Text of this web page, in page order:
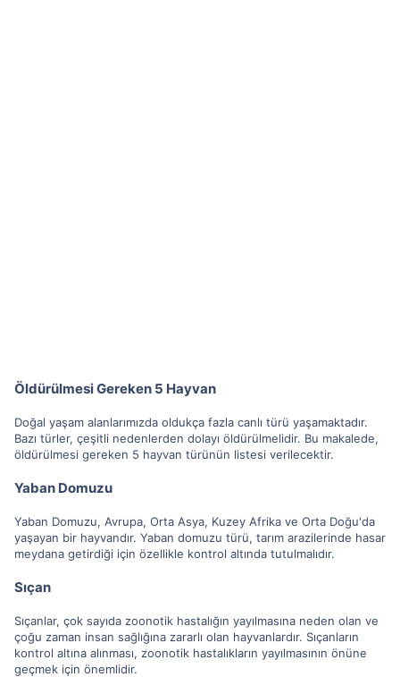
Öldürülmesi Gereken 5 Hayvan
Doğal yaşam alanlarımızda oldukça fazla canlı türü yaşamaktadır.
Bazı türler, çeşitli nedenlerden dolayı öldürülmelidir. Bu makalede,
öldürülmesi gereken 5 hayvan türünün listesi verilecektir.
Yaban Domuzu
Yaban Domuzu, Avrupa, Orta Asya, Kuzey Afrika ve Orta Doğu'da
yaşayan bir hayvandır. Yaban domuzu türü, tarım arazilerinde hasar
meydana getirdiği için özellikle kontrol altında tutulmalıdır.
Sıçan
Sıçanlar, çok sayıda zoonotik hastalığın yayılmasına neden olan ve
çoğu zaman insan sağlığına zararlı olan hayvanlardır. Sıçanların
kontrol altına alınması, zoonotik hastalıkların yayılmasının önüne
geçmek için önemlidir.